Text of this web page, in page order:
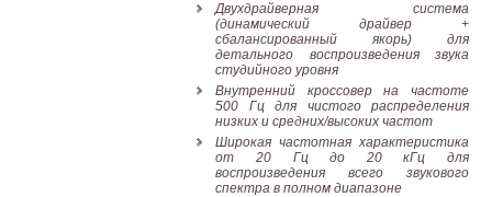
Двухдрайверная система
(динамический драйвер +
сбалансированный якорь) для
детального воспроизведения звука
студийного уровня
Внутренний кроссовер на частоте
500 Гц для чистого распределения
низких и средних/высоких частот
Широкая частотная характеристика
от 20 Гц до 20 кГц для
воспроизведения всего звукового
спектра в полном диапазоне